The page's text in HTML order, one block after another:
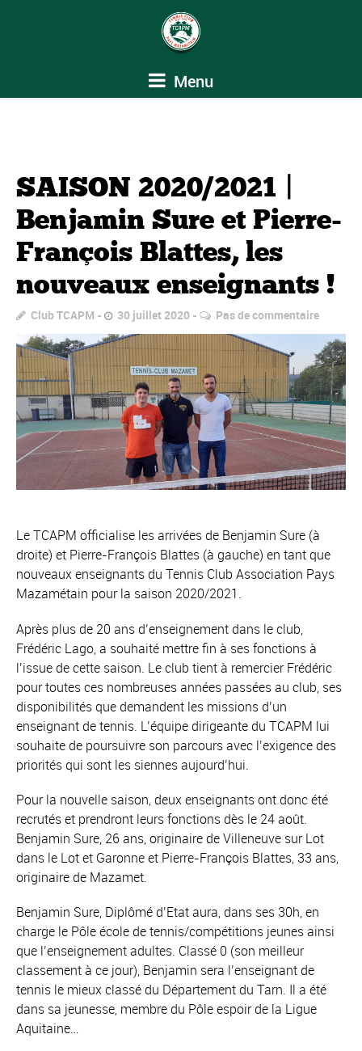
Menu
SAISON 2020/2021 |
Benjamin Sure et Pierre-
François Blattes, les
nouveaux enseignants !
Club TCAPM 30 juillet 2020 Pas de commentaire
Le TCAPM officialise les arrivées de Benjamin Sure (à
droite) et Pierre-François Blattes (à gauche) en tant que
nouveaux enseignants du Tennis Club Association Pays
Mazamétain pour la saison 2020/2021.
Après plus de 20 ans d’enseignement dans le club,
Frédéric Lago, a souhaité mettre fin à ses fonctions à
l’issue de cette saison. Le club tient à remercier Frédéric
pour toutes ces nombreuses années passées au club, ses
disponibilités que demandent les missions d’un
enseignant de tennis. L’équipe dirigeante du TCAPM lui
souhaite de poursuivre son parcours avec l’exigence des
priorités qui sont les siennes aujourd’hui.
Pour la nouvelle saison, deux enseignants ont donc été
recrutés et prendront leurs fonctions dès le 24 août.
Benjamin Sure, 26 ans, originaire de Villeneuve sur Lot
dans le Lot et Garonne et Pierre-François Blattes, 33 ans,
originaire de Mazamet.
Benjamin Sure, Diplômé d’Etat aura, dans ses 30h, en
charge le Pôle école de tennis/compétitions jeunes ainsi
que l’enseignement adultes. Classé 0 (son meilleur
classement à ce jour), Benjamin sera l’enseignant de
tennis le mieux classé du Département du Tarn. Il a été
dans sa jeunesse, membre du Pôle espoir de la Ligue
Aquitaine…